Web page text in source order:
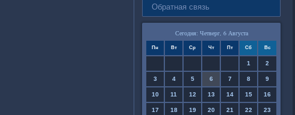
Обратная связь
Сегодня: Четверг, 6 Августа
Пн Вт Ср Чт Пт Сб Вс
1 2
3 4 5 6 7 8 9
10 11 12 13 14 15 16
17 18 19 20 21 22 23